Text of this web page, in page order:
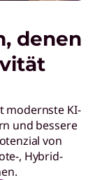
denen
modernste KI-
und bessere
von
, Hybrid-